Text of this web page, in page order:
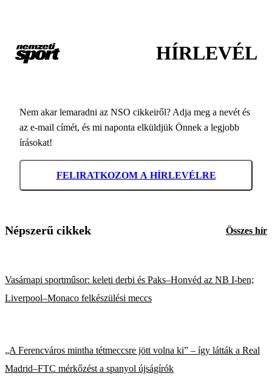
HÍRLEVÉL
Nem akar lemaradni az NSO cikkeiről? Adja meg a nevét és
az e-mail címét, és mi naponta elküldjük Önnek a legjobb
írásokat!
FELIRATKOZOM A HÍRLEVÉLRE
Népszerű cikkek Összes hír
Vasárnapi sportműsor: keleti derbi és Paks–Honvéd az NB I-ben;
Liverpool–Monaco felkészülési meccs
„A Ferencváros mintha tétmeccsre jött volna ki” – így látták a Real
Madrid–FTC mérkőzést a spanyol újságírók